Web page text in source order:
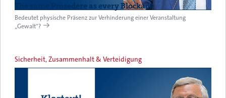
The same Prozedere as every Blockade
Bedeutet physische Präsenz zur Verhinderung einer Veranstaltung
„Gewalt“?
Sicherheit, Zusammenhalt & Verteidigung